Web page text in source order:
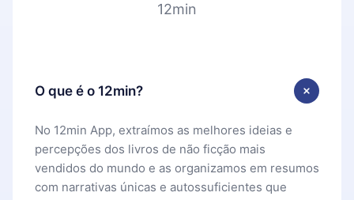
12min
O que é o 12min?
No 12min App, extraímos as melhores ideias e
percepções dos livros de não ficção mais
vendidos do mundo e as organizamos em resumos
com narrativas únicas e autossuficientes que